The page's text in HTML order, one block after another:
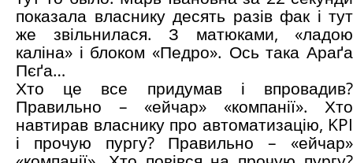
показала власнику десять разів фак і тут
же звільнилася. З матюками, «ладою
каліна» і блоком «Педро». Ось така Араґа
Пєґа…
Хто це все придумав і впровадив?
Правильно – «ейчар» «компанії». Хто
навтирав власнику про автоматизацію, KPI
і прочую пургу? Правильно – «ейчар»